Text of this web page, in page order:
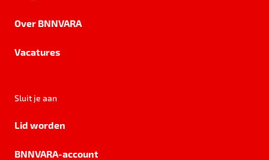
Over BNNVARA
Vacatures
Sluit je aan
Lid worden
BNNVARA-account